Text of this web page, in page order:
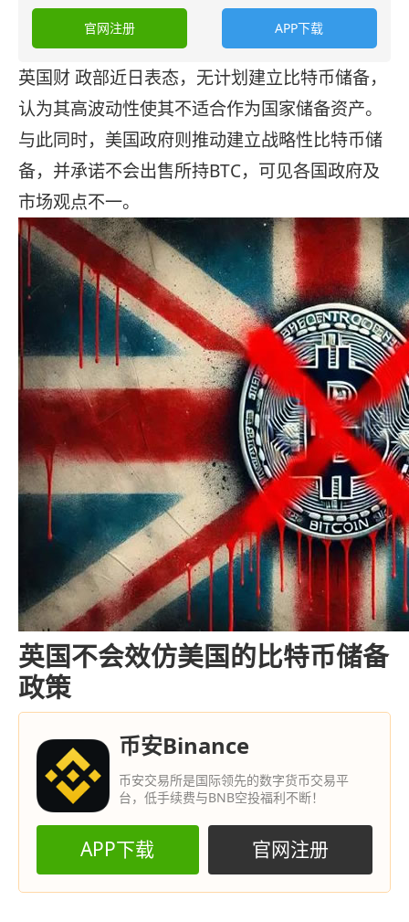
官网注册 APP下载
英国财 政部近日表态，无计划建立比特币储备，
认为其高波动性使其不适合作为国家储备资产。
与此同时，美国政府则推动建立战略性比特币储
备，并承诺不会出售所持BTC，可见各国政府及
市场观点不一。
英国不会效仿美国的比特币储备
政策
币安Binance
币安交易所是国际领先的数字货币交易平
台，低手续费与BNB空投福利不断！
APP下载 官网注册